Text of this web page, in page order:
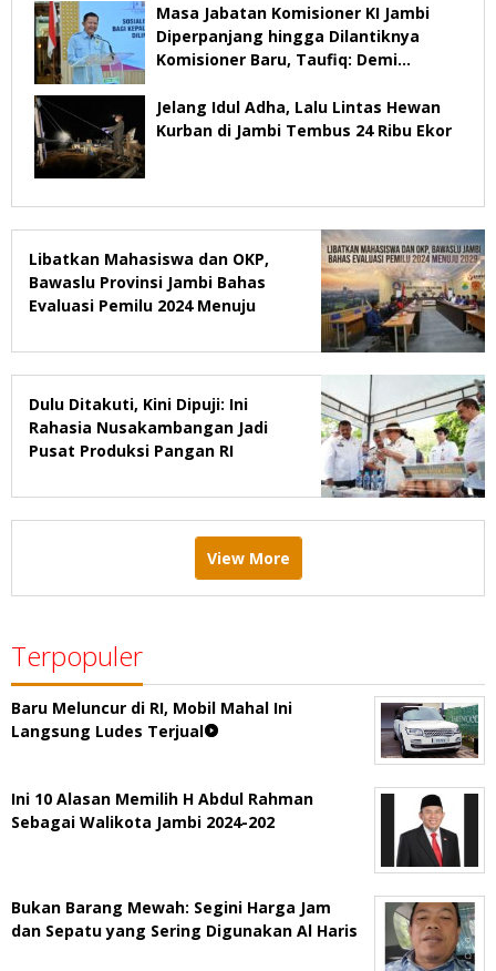
Masa Jabatan Komisioner KI Jambi
Diperpanjang hingga Dilantiknya
Komisioner Baru, Taufiq: Demi
Jelang Idul Adha, Lalu Lintas Hewan
Kurban di Jambi Tembus 24 Ribu Ekor
Libatkan Mahasiswa dan OKP,
Bawaslu Provinsi Jambi Bahas
Evaluasi Pemilu 2024 Menuju
Dulu Ditakuti, Kini Dipuji: Ini
Rahasia Nusakambangan Jadi
Pusat Produksi Pangan RI
View More
Terpopuler
Baru Meluncur di RI, Mobil Mahal Ini
Langsung Ludes Terjual
Ini 10 Alasan Memilih H Abdul Rahman
Sebagai Walikota Jambi 2024-202
Bukan Barang Mewah: Segini Harga Jam
dan Sepatu yang Sering Digunakan Al Haris